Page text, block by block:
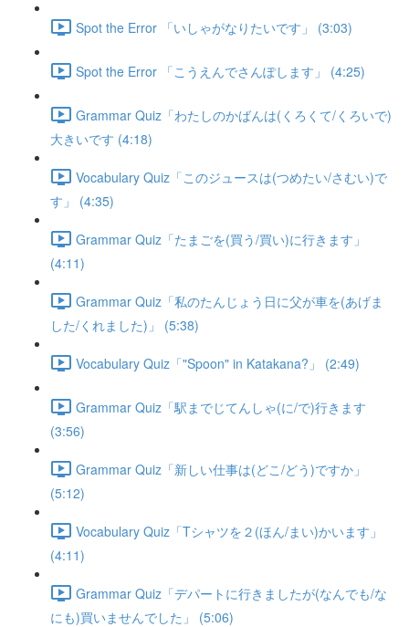
Spot the Error 「いしゃがなりたいです」 (3:03)
Spot the Error 「こうえんでさんぽします」 (4:25)
Grammar Quiz「わたしのかばんは(くろくて/くろいで)
大きいです (4:18)
Vocabulary Quiz「このジュースは(つめたい/さむい)で
す」 (4:35)
Grammar Quiz「たまごを(買う/買い)に行きます」
(4:11)
Grammar Quiz「私のたんじょう日に父が車を(あげま
した/くれました)」 (5:38)
Vocabulary Quiz「"Spoon" in Katakana?」 (2:49)
Grammar Quiz「駅までじてんしゃ(に/で)行きます
(3:56)
Grammar Quiz「新しい仕事は(どこ/どう)ですか」
(5:12)
Vocabulary Quiz「Tシャツを２(ほん/まい)かいます」
(4:11)
Grammar Quiz「デパートに行きましたが(なんでも/な
にも)買いませんでした」 (5:06)